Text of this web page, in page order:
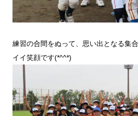
練習の合間をぬって、思い出となる集
イイ笑顔です(*^^*)